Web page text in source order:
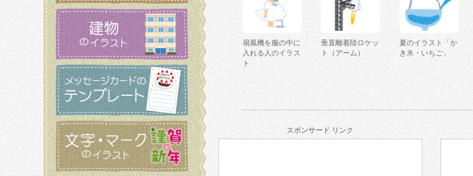
扇風機を服の中に
入れる人のイラス
ト
垂直離着陸ロケッ
ト（アーム）
夏のイラスト「か
き氷・いちご」
スポンサード リンク